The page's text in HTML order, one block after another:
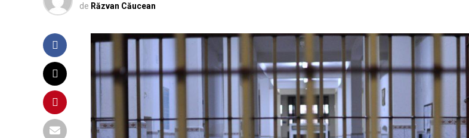
de Răzvan Căucean